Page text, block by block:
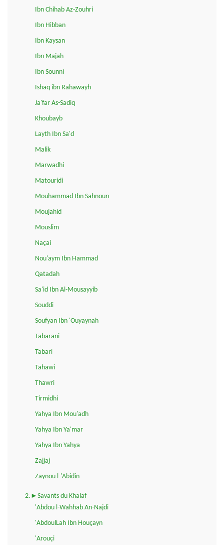
Ibn Chihab Az-Zouhri
Ibn Hibban
Ibn Kaysan
Ibn Majah
Ibn Sounni
Ishaq ibn Rahawayh
Ja'far As-Sadiq
Khoubayb
Layth Ibn Sa'd
Malik
Marwadhi
Matouridi
Mouhammad Ibn Sahnoun
Moujahid
Mouslim
Naçai
Nou'aym Ibn Hammad
Qatadah
Sa'id Ibn Al-Mousayyib
Souddi
Soufyan Ibn 'Ouyaynah
Tabarani
Tabari
Tahawi
Thawri
Tirmidhi
Yahya Ibn Mou'adh
Yahya Ibn Ya'mar
Yahya Ibn Yahya
Zajjaj
Zaynou l-'Abidin
2.►Savants du Khalaf
'Abdou l-Wahhab An-Najdi
'AbdoulLah Ibn Houçayn
'Arouçi